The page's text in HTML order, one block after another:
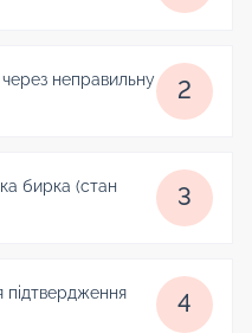
через неправильну
2
бирка (стан
3
4